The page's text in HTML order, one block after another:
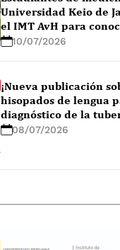
Universidad Keio de
el IMT AvH para
de investigación
10/07/2026
¡Nueva publicación
hisopados de lengua
diagnóstico de la
08/07/2026